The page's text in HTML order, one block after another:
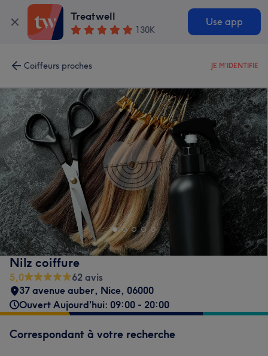
Treatwell
130K
Use app
Coiffeurs proches JE M'IDENTIFIE
Nilz coiffure
5,0
62 avis
37 avenue auber, Nice, 06000
Ouvert Aujourd'hui: 09:00 - 20:00
Correspondant à votre recherche